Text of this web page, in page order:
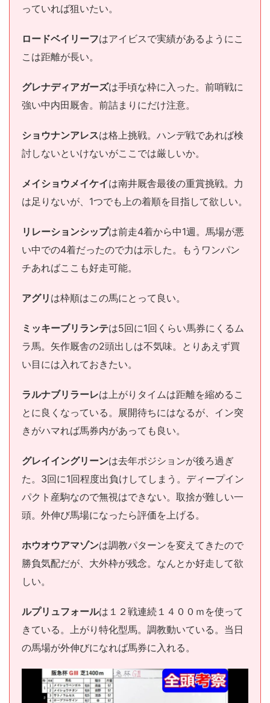
っていれば狙いたい。
ロードベイリーフはアイビスで実績があるようにこ
こは距離が長い。
グレナディアガーズは手頃な枠に入った。前哨戦に
強い中内田厩舎。前詰まりにだけ注意。
ショウナンアレスは格上挑戦。ハンデ戦であれば検
討しないといけないがここでは厳しいか。
メイショウメイケイは南井厩舎最後の重賞挑戦。力
は足りないが、1つでも上の着順を目指して欲しい。
リレーションシップは前走4着から中1週。馬場が悪
い中での4着だったので力は示した。もうワンパン
チあればここも好走可能。
アグリ は枠順はこの馬にとって良い。
ミッキーブリランテは5回に1回くらい馬券にくるム
ラ馬。矢作厩舎の2頭出しは不気味。とりあえず買
い目には入れておきたい。
ラルナブリラーレは上がりタイムは距離を縮めるこ
とに良くなっている。展開待ちにはなるが、イン突
きがハマれば馬券内があっても良い。
グレイイングリーンは去年ポジションが後ろ過ぎ
た。3回に1回程度出負けしてしまう。ディープイン
パクト産駒なので無視はできない。取捨が難しい一
頭。外伸び馬場になったら評価を上げる。
ホウオウアマゾンは調教パターンを変えてきたので
勝負気配だが、大外枠が残念。なんとか好走して欲
しい。
ルプリュフォールは１２戦連続１４００ｍを使って
きている。上がり特化型馬。調教動いている。当日
の馬場が外伸びになれば馬券に入れる。